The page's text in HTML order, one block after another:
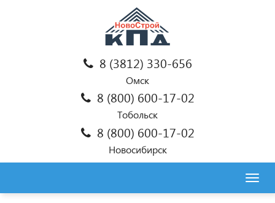
8 (3812) 330-656
Омск
8 (800) 600-17-02
Тобольск
8 (800) 600-17-02
Новосибирск